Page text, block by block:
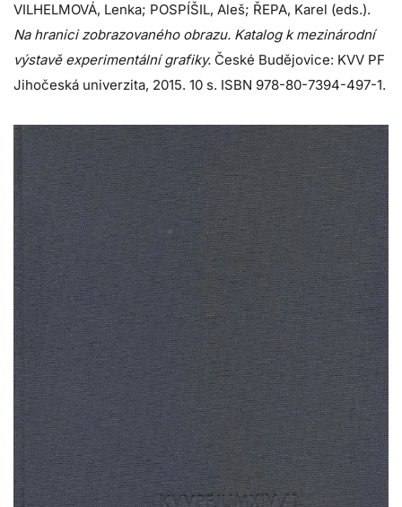
VILHELMOVÁ, Lenka; POSPÍŠIL, Aleš; ŘEPA, Karel (eds.).
Na hranici zobrazovaného obrazu. Katalog k mezinárodní
výstavě experimentální grafiky. České Budějovice: KVV PF
Jihočeská univerzita, 2015. 10 s. ISBN 978-80-7394-497-1.